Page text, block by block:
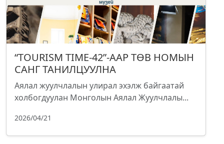
“TOURISM TIME-42”-ААР ТӨВ НОМЫН
САНГ ТАНИЛЦУУЛНА
Аялал жуулчлалын улирал эхэлж байгаатай
холбогдуулан Монголын Аялал Жуулчлалы...
2026/04/21